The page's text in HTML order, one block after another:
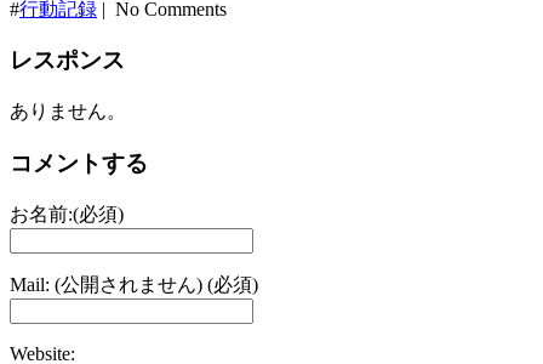
#行動記録 | No Comments
レスポンス
ありません。
コメントする
お名前:(必須)
Mail: (公開されません) (必須)
Website: